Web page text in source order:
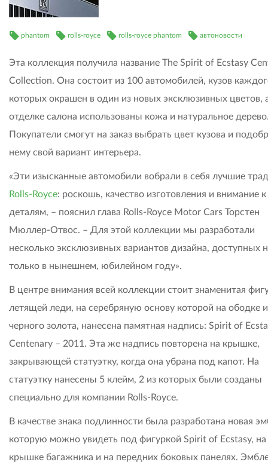
phantom rolls-royce rolls-royce phantom автоновости
Эта коллекция получила название The Spirit of Ecstasy
Collection. Она состоит из 100 автомобилей, кузов
которых окрашен в один из новых эксклюзивных цветов,
отделке салона использованы кожа и натуральное
Покупатели смогут на заказ выбрать цвет кузова и
нему свой вариант интерьера.
«Эти изысканные автомобили вобрали в себя лучшие
Rolls-Royce: роскошь, качество изготовления и внимание к
деталям, – пояснил глава Rolls-Royce Motor Cars Торстен
Мюллер-Отвос. – Для этой коллекции мы разработали
несколько эксклюзивных вариантов дизайна, доступных
только в нынешнем, юбилейном году».
В центре внимания всей коллекции стоит знаменитая
летящей леди, на серебряную основу которой на ободке
черного золота, нанесена памятная надпись: Spirit of
Centenary – 2011. Эта же надпись повторена на крышке,
закрывающей статуэтку, когда она убрана под капот. На
статуэтку нанесены 5 клейм, 2 из которых были созданы
специально для компании Rolls-Royce.
В качестве знака подлинности была разработана новая
которую можно увидеть под фигуркой Spirit of Ecstasy, на
крышке багажника и на передних боковых панелях.